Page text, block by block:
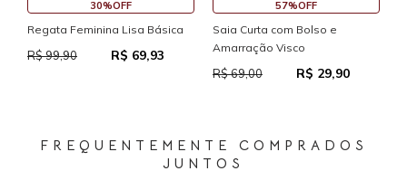
Saia Curta Reta com Cós
R$ 69,00 R$ 37,95
Macaquinho Fitness New
Com Abertura Traseira
R$ 159,90 R$ 111,93
FREQUENTEMENTE COMPRADOS
JUNTOS